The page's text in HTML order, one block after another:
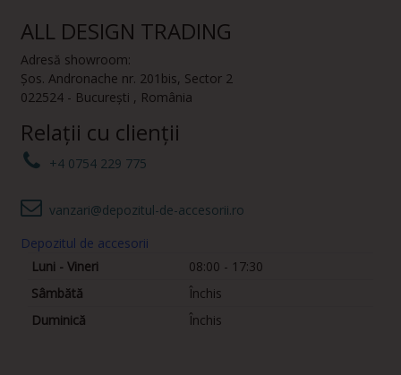
ALL DESIGN TRADING
Adresă showroom:
Șos. Andronache nr. 201bis, Sector 2
022524 - București , România
Relații cu clienții
+4 0754 229 775
vanzari@depozitul-de-accesorii.ro
Depozitul de accesorii
Luni - Vineri
08:00 - 17:30
Sâmbătă
Închis
Duminică
Închis